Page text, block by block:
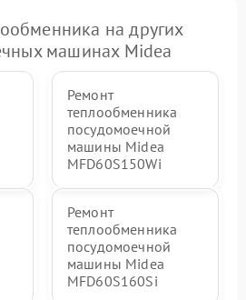
на других
машинах Midea
Ремонт
теплообменника
посудомоечной
машины Midea
MFD60S150Wi
Ремонт
теплообменника
посудомоечной
машины Midea
MFD60S160Si